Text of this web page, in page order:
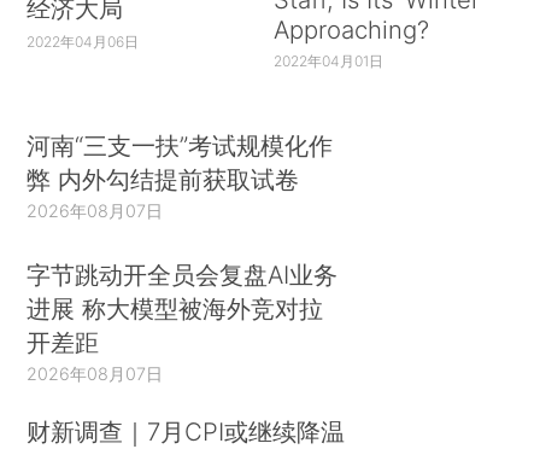
经济大局
2022年04月06日
Approaching?
2022年04月01日
河南“三支一扶”考试规模化作
弊 内外勾结提前获取试卷
2026年08月07日
字节跳动开全员会复盘AI业务
进展 称大模型被海外竞对拉
开差距
2026年08月07日
财新调查｜7月CPI或继续降温